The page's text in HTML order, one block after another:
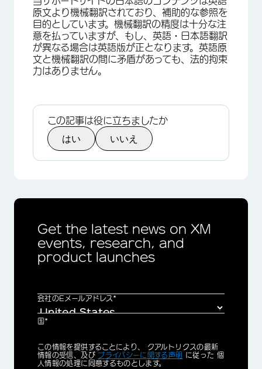
原文より機械翻訳されており、補助的な参照を
目的としています。機械翻訳の精度は十分な注
意を払っていますが、もし、英語・日本語翻訳
が異なる場合は英語版が正となります。英語原
文と機械翻訳の間に矛盾があっても、法的拘束
力はありません。
この記事は役に立ちましたか
はい いいえ
Get the latest news on XM
events, research, and
product launches
会社のEメールアドレス*
国*
Privacy
Optin
この情報を提供することにより、 クアルトリクスの最新
情報の受信、及び プライバシーに関する声明 に従った 個
人情報の処理に同意するものとします。